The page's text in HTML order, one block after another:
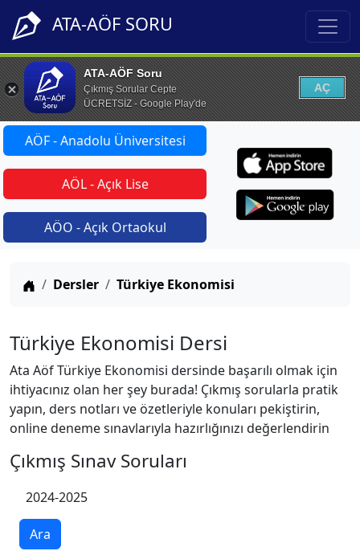
ATA-AÖF SORU
ATA-AÖF Soru
Çıkmış Sorular Cepte
ÜCRETSİZ - Google Play'de
AÇ
AÖF - Anadolu Üniversitesi
AÖL - Açık Lise
AÖO - Açık Ortaokul
Anasayfa
Dersler Türkiye Ekonomisi
Türkiye Ekonomisi Dersi
Ata Aöf Türkiye Ekonomisi dersinde başarılı olmak için
ihtiyacınız olan her şey burada! Çıkmış sorularla pratik
yapın, ders notları ve özetleriyle konuları pekiştirin,
online deneme sınavlarıyla hazırlığınızı değerlendirin
Çıkmış Sınav Soruları
2024-2025
Ara